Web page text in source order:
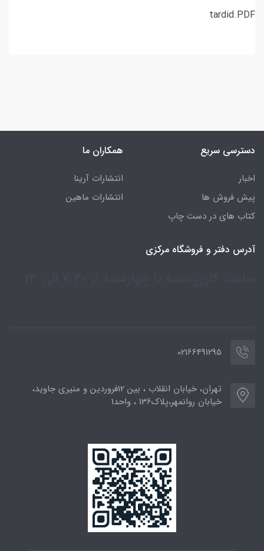
tardid.PDF
دسترسی سریع
اخبار
پیش فروش ها
کتاب های در دست چاپ
همکاران ما
انتشارات آرینا
انتشارات ماهین
آدرس دفتر و فروشگاه مرکزی
02166491295
تهران، خیابان انقلاب ، بین 12فروردین و منیری جاوید،
خیابان روانمهر،پلاک136 ، واحد1